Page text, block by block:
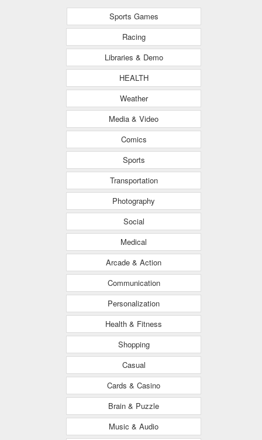
Sports Games
Racing
Libraries & Demo
HEALTH
Weather
Media & Video
Comics
Sports
Transportation
Photography
Social
Medical
Arcade & Action
Communication
Personalization
Health & Fitness
Shopping
Casual
Cards & Casino
Brain & Puzzle
Music & Audio